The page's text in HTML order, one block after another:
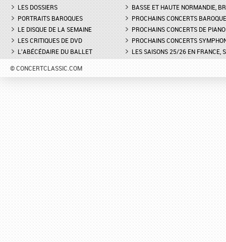
LES DOSSIERS
PORTRAITS BAROQUES
LE DISQUE DE LA SEMAINE
LES CRITIQUES DE DVD
L'ABÉCÉDAIRE DU BALLET
BASSE ET HAUTE NORMANDIE,
PROCHAINS CONCERTS
PROCHAINS CONCERTS DE PIANO
PROCHAINS CONCERTS
LES SAISONS 25/26 EN FRANCE,
© CONCERTCLASSIC.COM